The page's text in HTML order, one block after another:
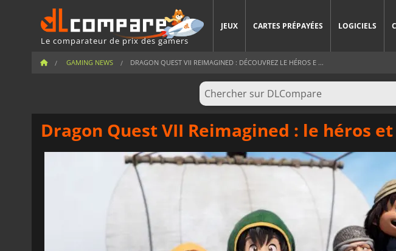
Le comparateur de prix des gamers
JEUX CARTES PRÉPAYÉES LOGICIELS
GAMING NEWS DRAGON QUEST VII REIMAGINED : DÉCOUVREZ LE HÉROS E ...
Dragon Quest VII Reimagined : le héros